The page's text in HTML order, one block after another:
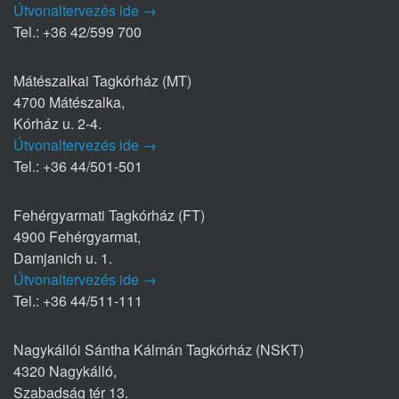
Útvonaltervezés ide →
Tel.: +36 42/599 700
Mátészalkai Tagkórház (MT)
4700 Mátészalka,
Kórház u. 2-4.
Útvonaltervezés ide →
Tel.: +36 44/501-501
Fehérgyarmati Tagkórház (FT)
4900 Fehérgyarmat,
Damjanich u. 1.
Útvonaltervezés ide →
Tel.: +36 44/511-111
Nagykállói Sántha Kálmán Tagkórház (NSKT)
4320 Nagykálló,
Szabadság tér 13.